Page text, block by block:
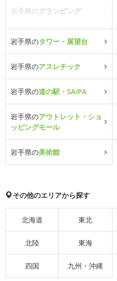
岩手県のグランピング
岩手県のタワー・展望台
岩手県のアスレチック
岩手県の道の駅・SA/PA
岩手県のアウトレット・ショ
ッピングモール
岩手県の美術館
その他のエリアから探す
北海道 東北
北陸 東海
四国 九州・沖縄